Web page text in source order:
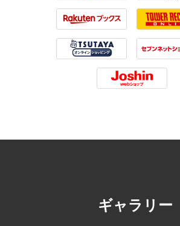
Amazon
Rakuten Tower
Tsutaya
Joshin
ギャラリー